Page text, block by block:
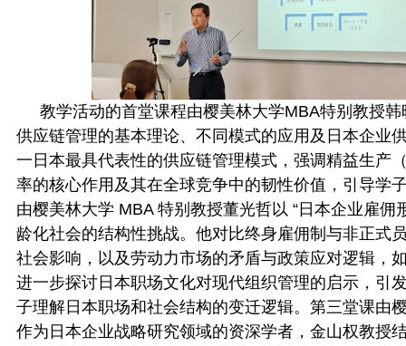
教学活动的首堂课程由樱美林大学MBA特别教授
供应链管理的基本理论、不同模式的应用及日本企业
一日本最具代表性的供应链管理模式，强调精益生产
率的核心作用及其在全球竞争中的韧性价值，引导学
由樱美林大学 MBA 特别教授董光哲以 “日本企业雇
龄化社会的结构性挑战。他对比终身雇佣制与非正式
社会影响，以及劳动力市场的矛盾与政策应对逻辑，
进一步探讨日本职场文化对现代组织管理的启示，引
子理解日本职场和社会结构的变迁逻辑。第三堂课由
作为日本企业战略研究领域的资深学者，金山权教授